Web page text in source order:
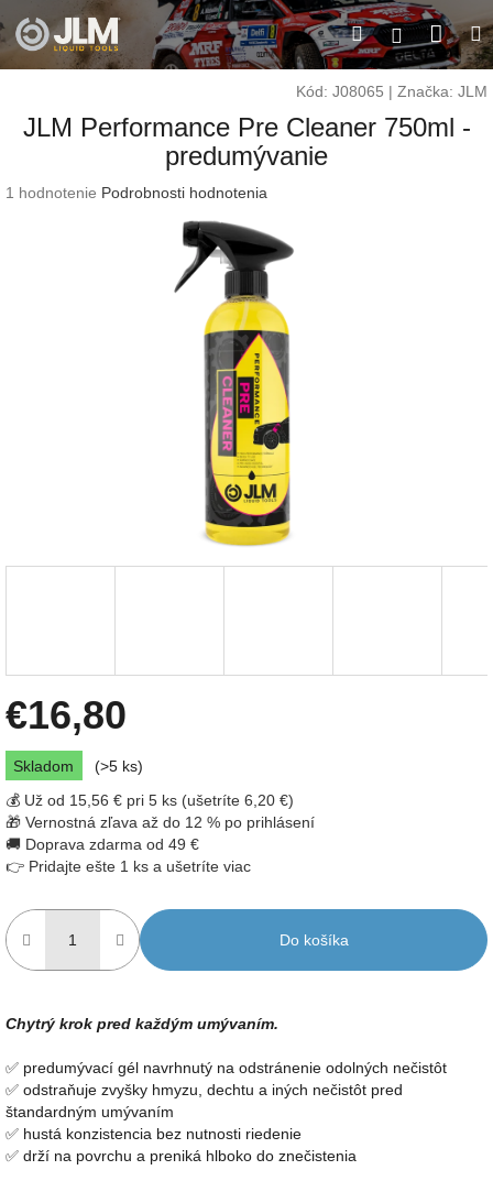
na
obsah
Hľadať
Kód: J08065 | Značka: JLM
JLM Performance Pre Cleaner 750ml -
predumývanie
Priemerné
1 hodnotenie Podrobnosti hodnotenia
€16,80
Jednotková
cena:
Skladom
(>5 ks)
💰 Už od 15,56 € pri 5 ks (ušetríte 6,20 €)
🎁 Vernostná zľava až do 12 % po prihlásení
🚚 Doprava zdarma od 49 €
👉 Pridajte ešte 1 ks a ušetríte viac
Do košíka
Chytrý krok pred každým umývaním.
✅ predumývací gél navrhnutý na odstránenie odolných nečistôt
✅ odstraňuje zvyšky hmyzu, dechtu a iných nečistôt pred
štandardným umývaním
✅ hustá konzistencia bez nutnosti riedenie
✅ drží na povrchu a preniká hlboko do znečistenia